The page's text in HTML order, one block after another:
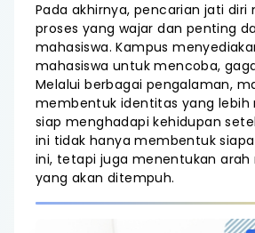
Pada akhirnya, pencarian jati diri
proses yang wajar dan penting
mahasiswa. Kampus
mahasiswa untuk mencoba,
Melalui berbagai pengalaman,
membentuk identitas yang lebih
siap menghadapi kehidupan
ini tidak hanya membentuk
ini, tetapi juga menentukan arah
yang akan ditempuh.